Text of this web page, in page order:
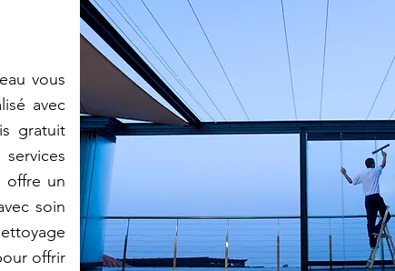
vous
avec
gratuit
offre un
soin
offrir